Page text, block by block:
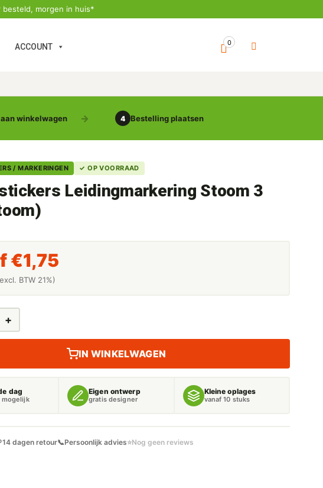
besteld, morgen in huis*
ACCOUNT 0
winkelwagen 4 Bestelling plaatsen
/ MARKERINGEN ✓ OP VOORRAAD
Leidingmarkering Stoom 3
€1,75
BTW 21%)
+
IN WINKELWAGEN
dag Eigen ontwerp
gratis designer
Kleine oplages
vanaf 10 stuks
14 dagen retour📞Persoonlijk advies⭐Nog geen reviews